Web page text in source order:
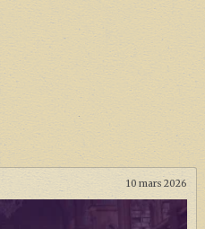
10 mars 2026